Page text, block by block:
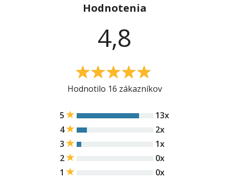
Hodnotenia
4,8
4.8
Hodnotilo 16 zákazníkov
5
13x
4
2x
3
1x
2
0x
1
0x